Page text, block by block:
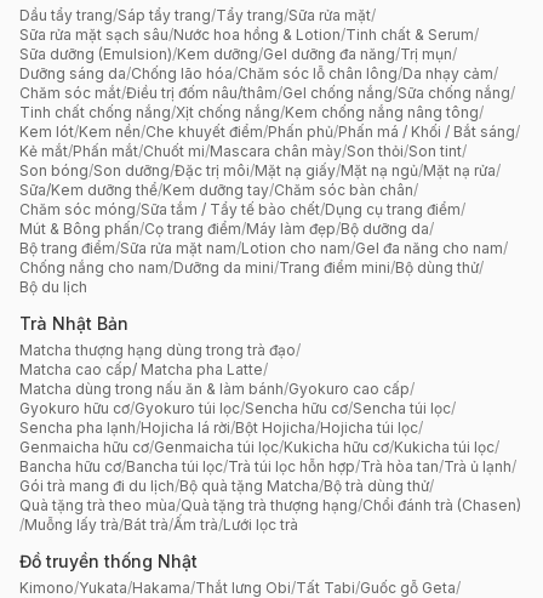
Dầu tẩy trang/Sáp tẩy trang/Tẩy trang/Sữa rửa mặt/
Sữa rửa mặt sạch sâu/Nước hoa hồng & Lotion/Tinh chất & Serum/
Sữa dưỡng (Emulsion)/Kem dưỡng/Gel dưỡng đa năng/Trị mụn/
Dưỡng sáng da/Chống lão hóa/Chăm sóc lỗ chân lông/Da nhạy cảm/
Chăm sóc mắt/Điều trị đốm nâu/thâm/Gel chống nắng/Sữa chống nắng/
Tinh chất chống nắng/Xịt chống nắng/Kem chống nắng nâng tông/
Kem lót/Kem nền/Che khuyết điểm/Phấn phủ/Phấn má / Khối / Bắt sáng/
Kẻ mắt/Phấn mắt/Chuốt mi/Mascara chân mày/Son thỏi/Son tint/
Son bóng/Son dưỡng/Đặc trị môi/Mặt nạ giấy/Mặt nạ ngủ/Mặt nạ rửa/
Sữa/Kem dưỡng thể/Kem dưỡng tay/Chăm sóc bàn chân/
Chăm sóc móng/Sữa tắm / Tẩy tế bào chết/Dụng cụ trang điểm/
Mút & Bông phấn/Cọ trang điểm/Máy làm đẹp/Bộ dưỡng da/
Bộ trang điểm/Sữa rửa mặt nam/Lotion cho nam/Gel đa năng cho nam/
Chống nắng cho nam/Dưỡng da mini/Trang điểm mini/Bộ dùng thử/
Bộ du lịch
Trà Nhật Bản
Matcha thượng hạng dùng trong trà đạo/
Matcha cao cấp/ Matcha pha Latte/
Matcha dùng trong nấu ăn & làm bánh/Gyokuro cao cấp/
Gyokuro hữu cơ/Gyokuro túi lọc/Sencha hữu cơ/Sencha túi lọc/
Sencha pha lạnh/Hojicha lá rời/Bột Hojicha/Hojicha túi lọc/
Genmaicha hữu cơ/Genmaicha túi lọc/Kukicha hữu cơ/Kukicha túi lọc/
Bancha hữu cơ/Bancha túi lọc/Trà túi lọc hỗn hợp/Trà hòa tan/Trà ủ lạnh/
Gói trà mang đi du lịch/Bộ quà tặng Matcha/Bộ trà dùng thử/
Quà tặng trà theo mùa/Quà tặng trà thượng hạng/Chổi đánh trà (Chasen)
/Muỗng lấy trà/Bát trà/Ấm trà/Lưới lọc trà
Đồ truyền thống Nhật
Kimono/Yukata/Hakama/Thắt lưng Obi/Tất Tabi/Guốc gỗ Geta/